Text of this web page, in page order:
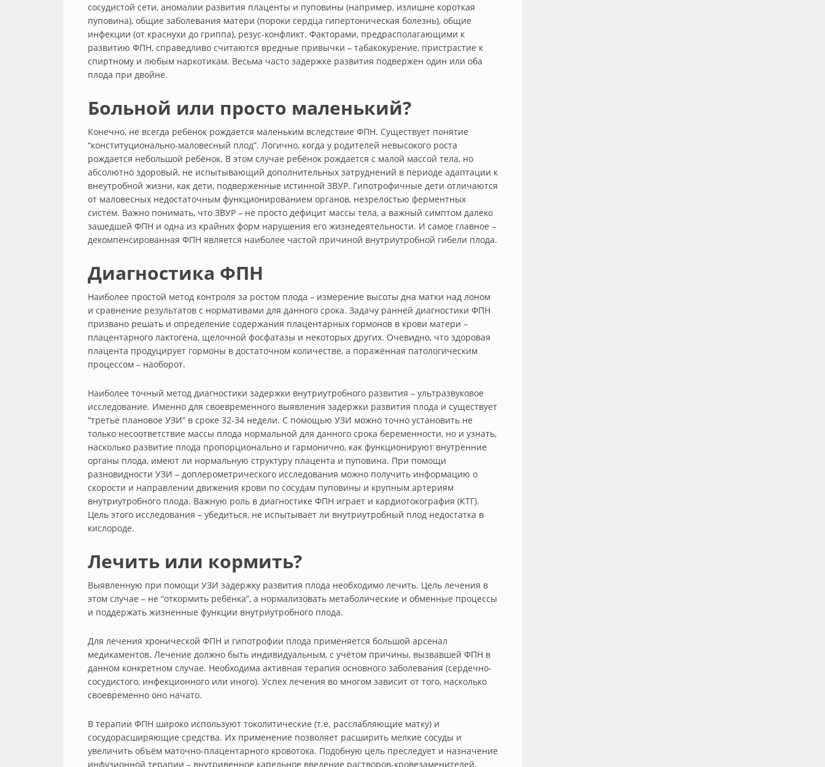
сосудистой сети, аномалии развития плаценты и пуповины (например, излишне короткая
пуповина), общие заболевания матери (пороки сердца гипертоническая болезнь), общие
инфекции (от краснухи до гриппа), резус-конфликт. Факторами, предрасполагающими к
развитию ФПН, справедливо считаются вредные привычки – табакокурение, пристрастие к
спиртному и любым наркотикам. Весьма часто задержке развития подвержен один или оба
плода при двойне.
Больной или просто маленький?
Конечно, не всегда ребёнок рождается маленьким вследствие ФПН. Существует понятие
“конституционально-маловесный плод”. Логично, когда у родителей невысокого роста
рождается небольшой ребёнок. В этом случае ребёнок рождается с малой массой тела, но
абсолютно здоровый, не испытывающий дополнительных затруднений в периоде адаптации к
внеутробной жизни, как дети, подверженные истинной ЗВУР. Гипотрофичные дети отличаются
от маловесных недостаточным функционированием органов, незрелостью ферментных
систем. Важно понимать, что ЗВУР – не просто дефицит массы тела, а важный симптом далеко
зашедшей ФПН и одна из крайних форм нарушения его жизнедеятельности. И самое главное –
декомпенсированная ФПН является наиболее частой причиной внутриутробной гибели плода.
Диагностика ФПН
Наиболее простой метод контроля за ростом плода – измерение высоты дна матки над лоном
и сравнение результатов с нормативами для данного срока. Задачу ранней диагностики ФПН
призвано решать и определение содержания плацентарных гормонов в крови матери –
плацентарного лактогена, щелочной фосфатазы и некоторых других. Очевидно, что здоровая
плацента продуцирует гормоны в достаточном количестве, а поражённая патологическим
процессом – наоборот.
Наиболее точный метод диагностики задержки внутриутробного развития – ультразвуковое
исследование. Именно для своевременного выявления задержки развития плода и существует
“третье плановое УЗИ” в сроке 32-34 недели. С помощью УЗИ можно точно установить не
только несоответствие массы плода нормальной для данного срока беременности, но и узнать,
насколько развитие плода пропорционально и гармонично, как функционируют внутренние
органы плода, имеют ли нормальную структуру плацента и пуповина. При помощи
разновидности УЗИ – доплерометрического исследования можно получить информацию о
скорости и направлении движения крови по сосудам пуповины и крупным артериям
внутриутробного плода. Важную роль в диагностике ФПН играет и кардиотокография (КТГ).
Цель этого исследования – убедиться, не испытывает ли внутриутробный плод недостатка в
кислороде.
Лечить или кормить?
Выявленную при помощи УЗИ задержку развития плода необходимо лечить. Цель лечения в
этом случае – не “откормить ребёнка”, а нормализовать метаболические и обменные процессы
и поддержать жизненные функции внутриутробного плода.
Для лечения хронической ФПН и гипотрофии плода применяется большой арсенал
медикаментов. Лечение должно быть индивидуальным, с учётом причины, вызвавшей ФПН в
данном конкретном случае. Необходима активная терапия основного заболевания (сердечно-
сосудистого, инфекционного или иного). Успех лечения во многом зависит от того, насколько
своевременно оно начато.
В терапии ФПН широко используют токолитические (т.е. расслабляющие матку) и
сосудорасширяющие средства. Их применение позволяет расширить мелкие сосуды и
увеличить объём маточно-плацентарного кровотока. Подобную цель преследует и назначение
инфузионной терапии – внутривенное капельное введение растворов-кровезаменителей,